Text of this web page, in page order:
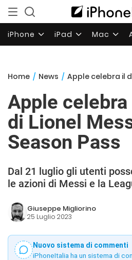
iPhone iPad Mac
Home / News / Apple celebra il debutto
Apple
di Lionel
Season Pass
Dal 21 luglio gli utenti
le azioni di Messi e la
Giuseppe Migliorino
25 Luglio 2023
Nuovo sistema di commenti
iPhoneItalia ha un sistema di